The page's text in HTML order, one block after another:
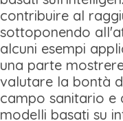
contribuire al
sottoponendo
alcuni esempi
una parte
valutare la bontà
campo sanitario e
modelli basati su